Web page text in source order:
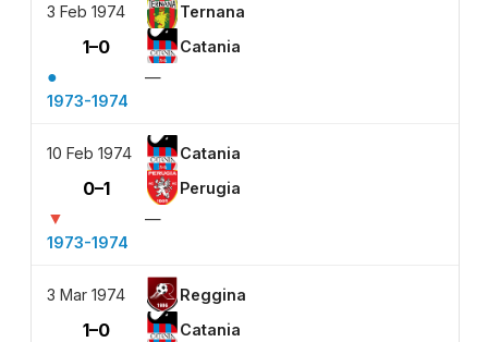
3 Feb 1974 Ternana
1–0 Catania
●
—
1973-1974
10 Feb 1974 Catania
0–1 Perugia
▼
—
1973-1974
3 Mar 1974 Reggina
1–0 Catania